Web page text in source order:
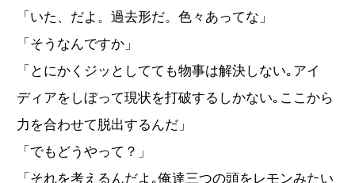
「いた、だよ。過去形だ。色々あってな」
「そうなんですか」
「とにかくジッとしてても物事は解決しない｡アイ
ディアをしぼって現状を打破するしかない｡ここから
力を合わせて脱出するんだ」
「でもどうやって？」
「それを考えるんだよ｡俺達三つの頭をレモンみたい